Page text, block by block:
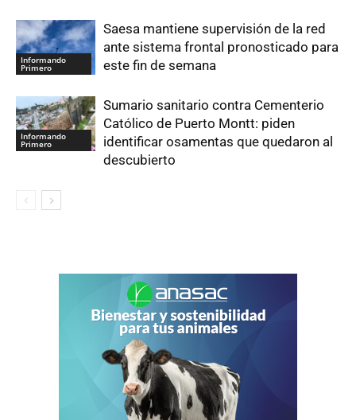
Informando
Primero
Saesa mantiene supervisión de la red
ante sistema frontal pronosticado para
este fin de semana
Informando
Primero
Sumario sanitario contra Cementerio
Católico de Puerto Montt: piden
identificar osamentas que quedaron al
descubierto